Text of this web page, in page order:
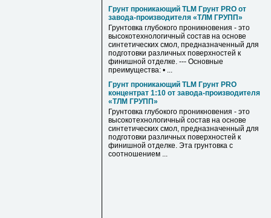
Грунт проникающий TLM Грунт PRO от
завода-производителя «ТЛМ ГРУПП»
Грунтовка глубокого проникновения - это
высокотехнологичный состав на основе
синтетических смол, предназначенный для
подготовки различных поверхностей к
финишной отделке. --- Основные
преимущества: • ...
Грунт проникающий TLM Грунт PRO
концентрат 1:10 от завода-производителя
«ТЛМ ГРУПП»
Грунтовка глубокого проникновения - это
высокотехнологичный состав на основе
синтетических смол, предназначенный для
подготовки различных поверхностей к
финишной отделке. Эта грунтовка с
соотношением ...